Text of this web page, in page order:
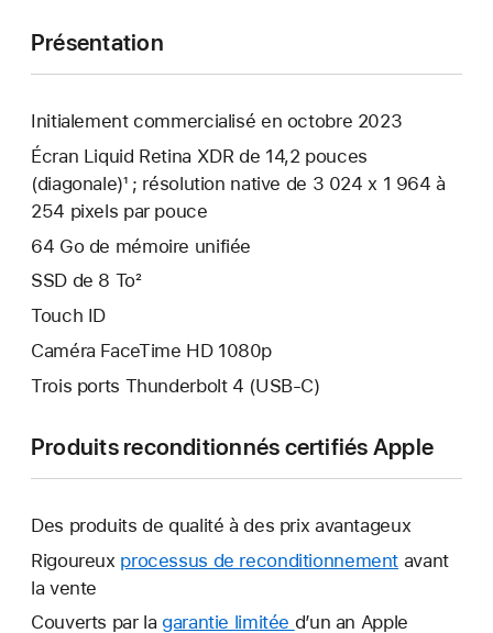
Présentation
Initialement commercialisé en octobre 2023
Écran Liquid Retina XDR de 14,2 pouces
(diagonale)¹ ; résolution native de 3 024 x 1 964 à
254 pixels par pouce
64 Go de mémoire unifiée
SSD de 8 To²
Touch ID
Caméra FaceTime HD 1080p
Trois ports Thunderbolt 4 (USB-C)
Produits reconditionnés certifiés Apple
Des produits de qualité à des prix avantageux
Rigoureux processus de reconditionnement avant
la vente
Couverts par la garantie limitée Une
d’un an Apple